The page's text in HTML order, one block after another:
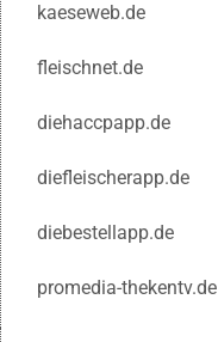
kaeseweb.de
fleischnet.de
diehaccpapp.de
diefleischerapp.de
diebestellapp.de
promedia-thekentv.de